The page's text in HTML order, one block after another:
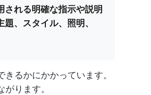
れる明確な指示や説明
、スタイル、照明、
るかにかかっています。
ります。